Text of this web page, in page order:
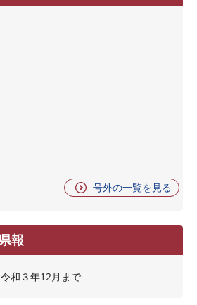
号外の一覧を見る
報
和３年12月まで